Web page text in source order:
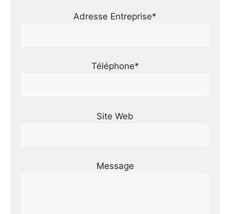
Adresse Entreprise*
Téléphone*
Site Web
Message